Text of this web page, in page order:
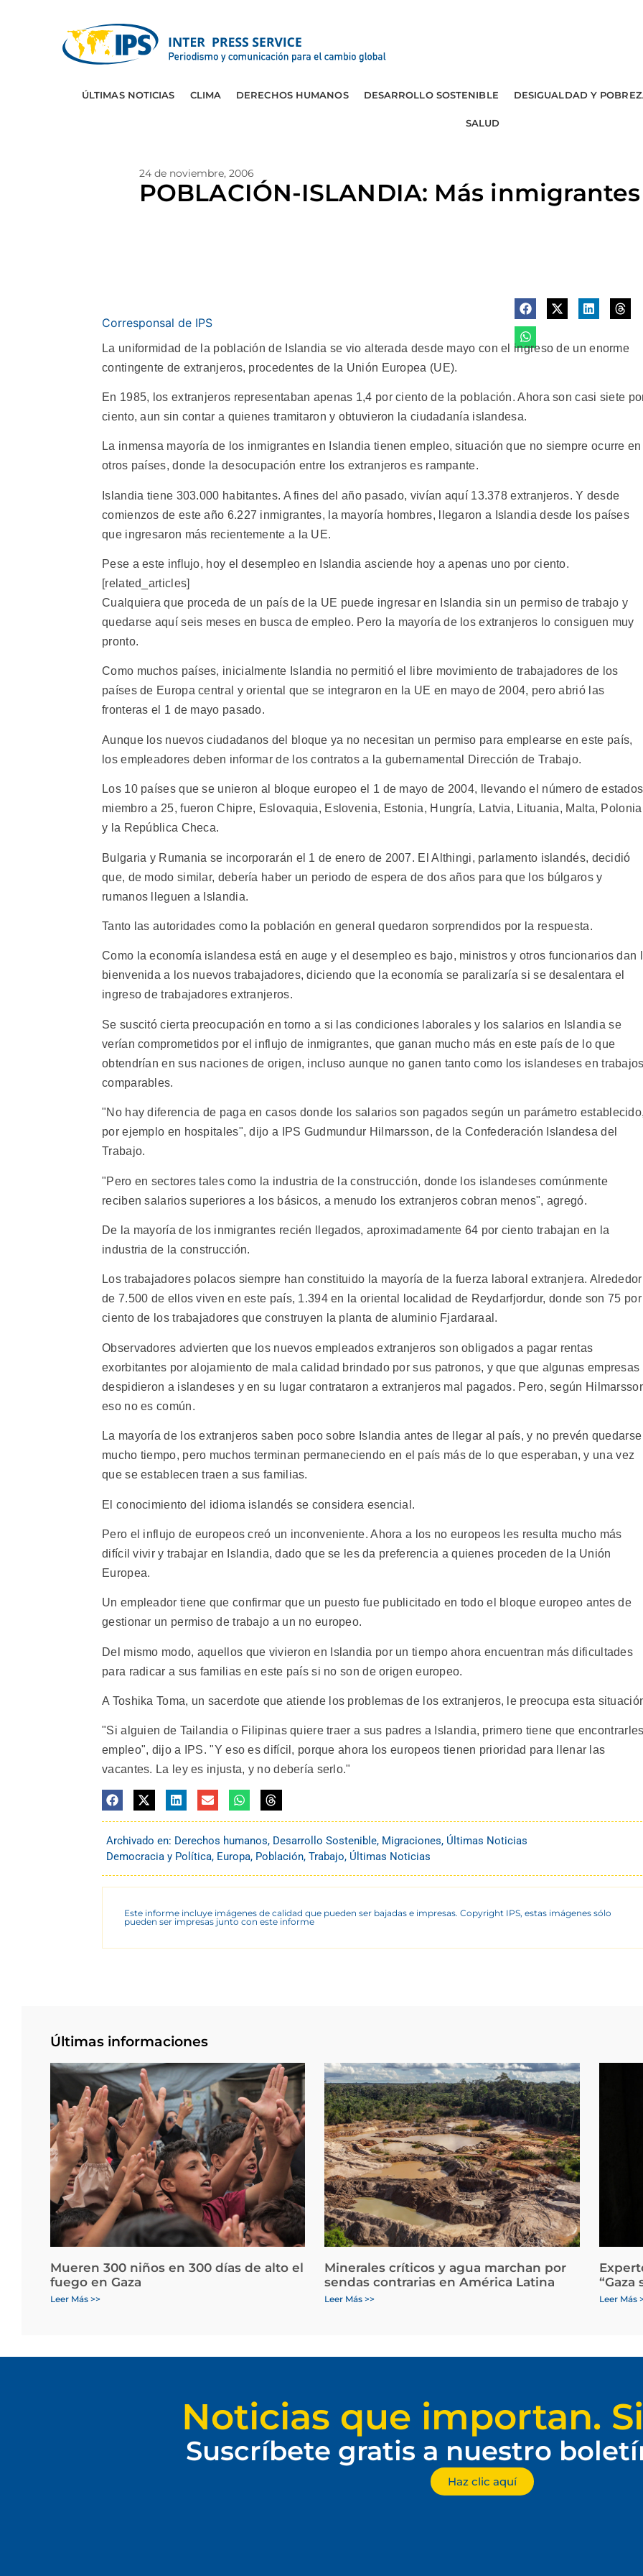
ÚLTIMAS NOTICIAS CLIMA DERECHOS HUMANOS DESARROLLO SOSTENIBLE DESIGUALDAD Y
SALUD
24 de noviembre, 2006
POBLACIÓN-ISLANDIA: Más
Corresponsal de IPS
La uniformidad de la población de Islandia se vio alterada desde mayo con el ingreso de un enorme
contingente de extranjeros, procedentes de la Unión Europea (UE).
En 1985, los extranjeros representaban apenas 1,4 por ciento de la población. Ahora son casi siete
ciento, aun sin contar a quienes tramitaron y obtuvieron la ciudadanía islandesa.
La inmensa mayoría de los inmigrantes en Islandia tienen empleo, situación que no siempre ocurre en
otros países, donde la desocupación entre los extranjeros es rampante.
Islandia tiene 303.000 habitantes. A fines del año pasado, vivían aquí 13.378 extranjeros. Y desde
comienzos de este año 6.227 inmigrantes, la mayoría hombres, llegaron a Islandia desde los países
que ingresaron más recientemente a la UE.
Pese a este influjo, hoy el desempleo en Islandia asciende hoy a apenas uno por ciento.
[related_articles]
Cualquiera que proceda de un país de la UE puede ingresar en Islandia sin un permiso de trabajo y
quedarse aquí seis meses en busca de empleo. Pero la mayoría de los extranjeros lo consiguen muy
pronto.
Como muchos países, inicialmente Islandia no permitió el libre movimiento de trabajadores de los
países de Europa central y oriental que se integraron en la UE en mayo de 2004, pero abrió las
fronteras el 1 de mayo pasado.
Aunque los nuevos ciudadanos del bloque ya no necesitan un permiso para emplearse en este país,
los empleadores deben informar de los contratos a la gubernamental Dirección de Trabajo.
Los 10 países que se unieron al bloque europeo el 1 de mayo de 2004, llevando el número de estados
miembro a 25, fueron Chipre, Eslovaquia, Eslovenia, Estonia, Hungría, Latvia, Lituania, Malta, Polonia
y la República Checa.
Bulgaria y Rumania se incorporarán el 1 de enero de 2007. El Althingi, parlamento islandés, decidió
que, de modo similar, debería haber un periodo de espera de dos años para que los búlgaros y
rumanos lleguen a Islandia.
Tanto las autoridades como la población en general quedaron sorprendidos por la respuesta.
Como la economía islandesa está en auge y el desempleo es bajo, ministros y otros funcionarios dan
bienvenida a los nuevos trabajadores, diciendo que la economía se paralizaría si se desalentara el
ingreso de trabajadores extranjeros.
Se suscitó cierta preocupación en torno a si las condiciones laborales y los salarios en Islandia se
verían comprometidos por el influjo de inmigrantes, que ganan mucho más en este país de lo que
obtendrían en sus naciones de origen, incluso aunque no ganen tanto como los islandeses en
comparables.
"No hay diferencia de paga en casos donde los salarios son pagados según un parámetro
por ejemplo en hospitales", dijo a IPS Gudmundur Hilmarsson, de la Confederación Islandesa del
Trabajo.
"Pero en sectores tales como la industria de la construcción, donde los islandeses comúnmente
reciben salarios superiores a los básicos, a menudo los extranjeros cobran menos", agregó.
De la mayoría de los inmigrantes recién llegados, aproximadamente 64 por ciento trabajan en la
industria de la construcción.
Los trabajadores polacos siempre han constituido la mayoría de la fuerza laboral extranjera. Alrededor
de 7.500 de ellos viven en este país, 1.394 en la oriental localidad de Reydarfjordur, donde son 75 por
ciento de los trabajadores que construyen la planta de aluminio Fjardaraal.
Observadores advierten que los nuevos empleados extranjeros son obligados a pagar rentas
exorbitantes por alojamiento de mala calidad brindado por sus patronos, y que que algunas empresas
despidieron a islandeses y en su lugar contrataron a extranjeros mal pagados. Pero, según
eso no es común.
La mayoría de los extranjeros saben poco sobre Islandia antes de llegar al país, y no prevén quedarse
mucho tiempo, pero muchos terminan permaneciendo en el país más de lo que esperaban, y una vez
que se establecen traen a sus familias.
El conocimiento del idioma islandés se considera esencial.
Pero el influjo de europeos creó un inconveniente. Ahora a los no europeos les resulta mucho más
difícil vivir y trabajar en Islandia, dado que se les da preferencia a quienes proceden de la Unión
Europea.
Un empleador tiene que confirmar que un puesto fue publicitado en todo el bloque europeo antes de
gestionar un permiso de trabajo a un no europeo.
Del mismo modo, aquellos que vivieron en Islandia por un tiempo ahora encuentran más dificultades
para radicar a sus familias en este país si no son de origen europeo.
A Toshika Toma, un sacerdote que atiende los problemas de los extranjeros, le preocupa esta
"Si alguien de Tailandia o Filipinas quiere traer a sus padres a Islandia, primero tiene que
empleo", dijo a IPS. "Y eso es difícil, porque ahora los europeos tienen prioridad para llenar las
vacantes. La ley es injusta, y no debería serlo."
Archivado en: Derechos humanos, Desarrollo Sostenible, Migraciones, Últimas Noticias
Democracia y Política, Europa, Población, Trabajo, Últimas Noticias
Este informe incluye imágenes de calidad que pueden ser bajadas e impresas. Copyright IPS, estas imágenes sólo
pueden ser impresas junto con este informe
Últimas informaciones
Mueren 300 niños en 300 días de alto el
fuego en Gaza
Leer Más >>
Minerales críticos y agua marchan por
sendas contrarias en América Latina
Leer Más >>
“Gaza
Leer Más
Noticias que importan.
Suscríbete gratis a nuestro
Haz clic aquí